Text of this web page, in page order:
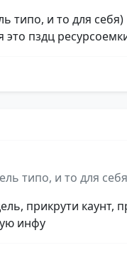
типо, и то для
пздц
типо, и то для
прикрути каунт,
инфу